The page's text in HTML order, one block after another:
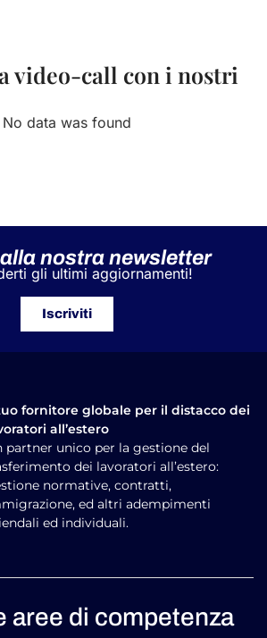
video-call con i nostri
No data was found
nostra newsletter
gli ultimi aggiornamenti!
Iscriviti
fornitore globale per il distacco dei
all’estero
partner unico per la gestione del
dei lavoratori all’estero:
normative, contratti,
ed altri adempimenti
ed individuali.
aree di competenza